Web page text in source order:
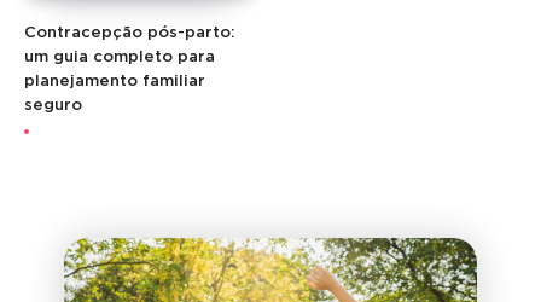
Contracepção pós-parto:
um guia completo para
planejamento familiar
seguro